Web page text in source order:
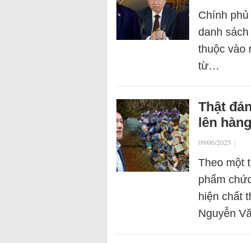
Chính
danh
thuộc vào
từ…
Thật
lên
09/06/2025 |
Theo một
phẩm
hiện chất
Nguyễn